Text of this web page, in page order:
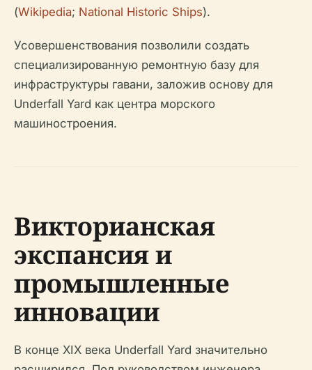
(Wikipedia; National Historic Ships).
Усовершенствования позволили создать
специализированную ремонтную базу для
инфраструктуры гавани, заложив основу для
Underfall Yard как центра морского
машиностроения.
Викторианская
экспансия и
промышленные
инновации
В конце XIX века Underfall Yard значительно